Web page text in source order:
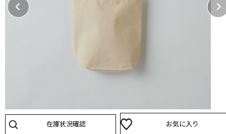
在庫状況確認 お気に入り